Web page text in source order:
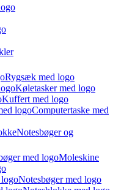
Rygsæk med logo
Køletasker med logo
Kuffert med logo
Computertaske med
Notesbøger og
Moleskine
Notesbøger med logo